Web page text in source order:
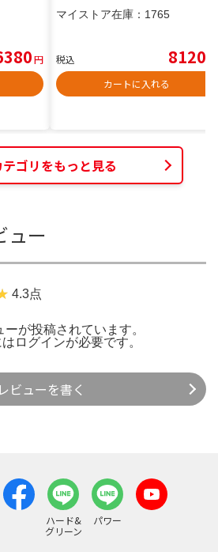
円
マイストア在庫： 1765
税込 8120
カートに入れる
テゴリをもっと見る
ュー
4.3点
が投稿されています。
ログインが必要です。
レビューを書く
ハード&
グリーン
パワー